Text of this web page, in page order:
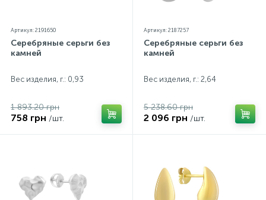
Артикул: 2191650
Серебряные серьги без
камней
Вес изделия, г.: 0,93
1 893.20 грн
758 грн /шт.
Артикул: 2187257
Серебряные серьги без
камней
Вес изделия, г.: 2,64
5 238.60 грн
2 096 грн /шт.